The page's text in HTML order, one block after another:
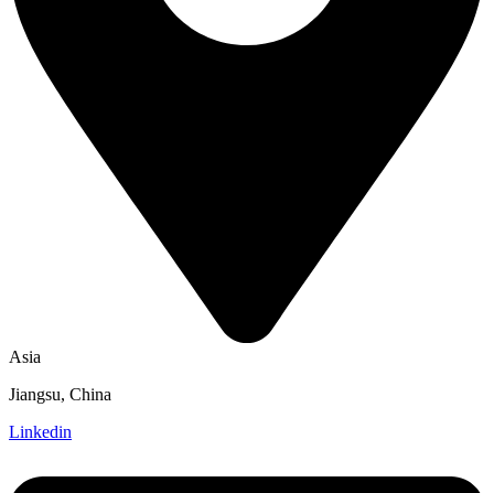
Asia
Jiangsu, China
Linkedin